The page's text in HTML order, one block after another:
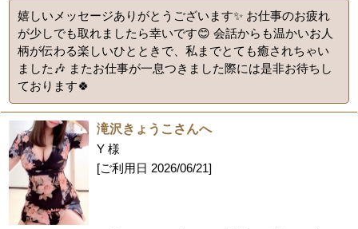
嬉しいメッセージありがとうございます✨️ お仕事のお疲れ
が少しでも取れましたら幸いです😊 会話からも温かいお人
柄が伝わる楽しいひとときで、私までとても癒されちゃい
ました🎶 またお仕事が一息つきました際には是非お待ちし
ております🍀
滝沢きょうこさんへ
Y 様
[ご利用日 2026/06/21]